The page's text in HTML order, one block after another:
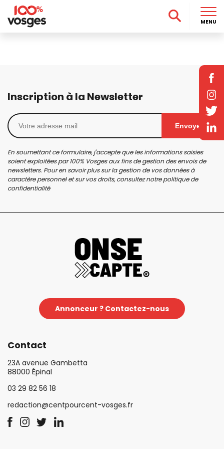
Inscription à la Newsletter
Envoyer
En soumettant ce formulaire, j'accepte que les informations saisies
soient exploitées par 100% Vosges aux fins de gestion des envois de
newsletters. Pour en savoir plus sur la gestion de vos données à
caractère personnel et sur vos droits, consultez notrepolitique de
confidentialité
Annonceur ? Contactez-nous
Contact
23A avenue Gambetta
88000 Épinal
03 29 82 56 18
redaction@centpourcent-vosges.fr
MENU